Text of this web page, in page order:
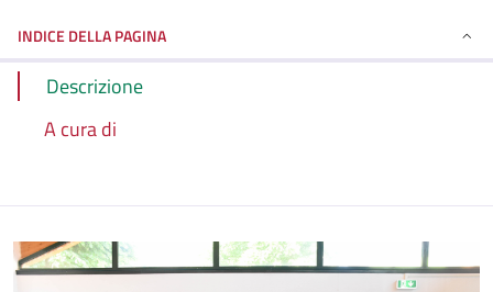
INDICE DELLA PAGINA
Descrizione
A cura di